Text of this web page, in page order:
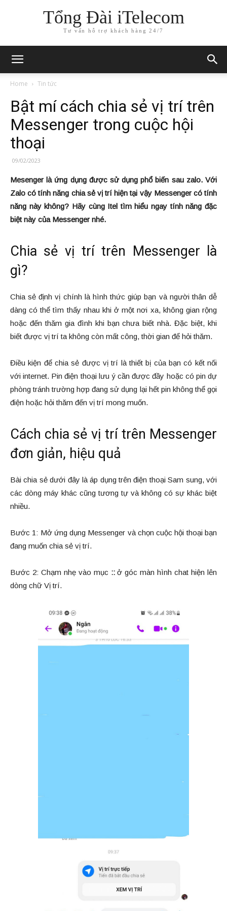
Tổng Đài iTelecom
Tư vấn hỗ trợ khách hàng 24/7
Home Tin tức
Bật mí cách chia sẻ vị trí trên
Messenger trong cuộc hội
thoại
09/02/2023
Mesenger là ứng dụng được sử dụng phổ biến sau zalo. Với
Zalo có tính năng chia sẻ vị trí hiện tại vậy Messenger có tính
năng này không? Hãy cùng Itel tìm hiểu ngay tính năng đặc
biệt này của Messenger nhé.
Chia sẻ vị trí trên Messenger là
gì?
Chia sẻ định vị chính là hình thức giúp bạn và người thân dễ
dàng có thể tìm thấy nhau khi ở một nơi xa, không gian rộng
hoặc đến thăm gia đình khi bạn chưa biết nhà. Đặc biệt, khi
biết được vị trí ta không còn mất công, thời gian để hỏi thăm.
Điều kiện để chia sẻ được vị trí là thiết bị của bạn có kết nối
với internet. Pin điện thoại lưu ý cần được đầy hoặc có pin dự
phòng tránh trường hợp đang sử dụng lại hết pin không thể gọi
điện hoặc hỏi thăm đến vị trí mong muốn.
Cách chia sẻ vị trí trên Messenger
đơn giản, hiệu quả
Bài chia sẻ dưới đây là áp dụng trên điện thoại Sam sung, với
các dòng máy khác cũng tương tự và không có sự khác biệt
nhiều.
Bước 1: Mở ứng dụng Messenger và chọn cuộc hội thoại bạn
đang muốn chia sẻ vị trí.
Bước 2: Chạm nhẹ vào mục ::ở góc màn hình chat hiện lên
dòng chữ Vị trí.